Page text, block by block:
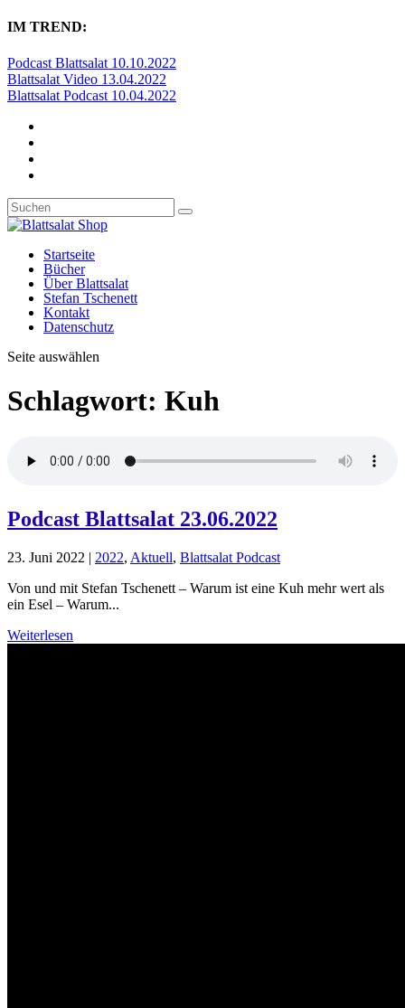
IM TREND:
Podcast Blattsalat 10.10.2022
Blattsalat Video 13.04.2022
Blattsalat Podcast 10.04.2022
Startseite
Bücher
Über Blattsalat
Stefan Tschenett
Kontakt
Datenschutz
Seite auswählen
Schlagwort: Kuh
Podcast Blattsalat 23.06.2022
23. Juni 2022 | 2022, Aktuell, Blattsalat Podcast
Von und mit Stefan Tschenett – Warum ist eine Kuh mehr wert als
ein Esel – Warum...
Weiterlesen